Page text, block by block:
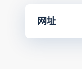
网址